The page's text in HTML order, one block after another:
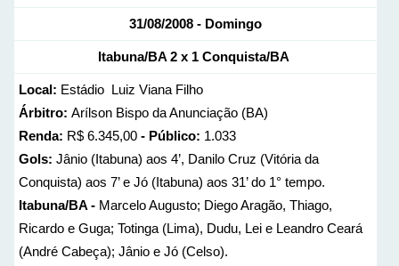
31/08/2008 - Domingo
Itabuna/BA 2 x 1 Conquista/BA
Local: Estádio Luiz Viana Filho
Árbitro: Arílson Bispo da Anunciação (BA)
Renda: R$ 6.345,00- Público: 1.033
Gols: Jânio (Itabuna) aos 4’, Danilo Cruz (Vitória da
Conquista) aos 7’ e Jó (Itabuna) aos 31’ do 1° tempo.
Itabuna/BA - Marcelo Augusto; Diego Aragão, Thiago,
Ricardo e Guga; Totinga (Lima), Dudu, Lei e Leandro Ceará
(André Cabeça); Jânio e Jó (Celso).